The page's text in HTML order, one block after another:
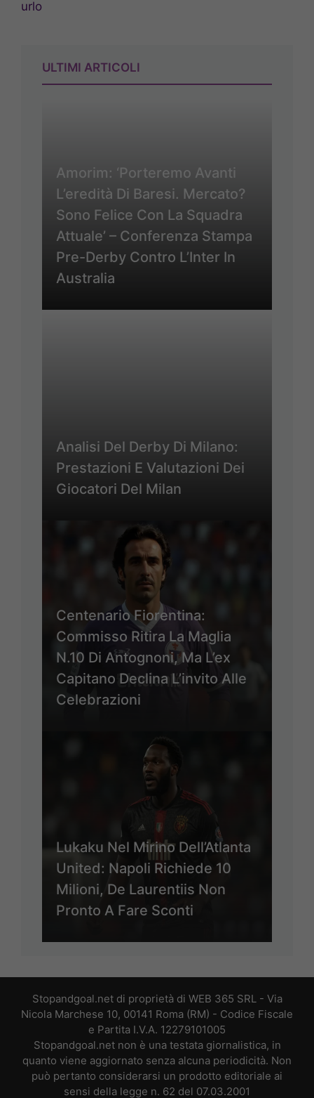
urlo
ULTIMI ARTICOLI
Amorim: ‘Porteremo Avanti
L’eredità Di Baresi. Mercato?
Sono Felice Con La Squadra
Attuale’ – Conferenza Stampa
Pre-Derby Contro L’Inter In
Australia
Analisi Del Derby Di Milano:
Prestazioni E Valutazioni Dei
Giocatori Del Milan
Centenario Fiorentina:
Commisso Ritira La Maglia
N.10 Di Antognoni, Ma L’ex
Capitano Declina L’invito Alle
Celebrazioni
Lukaku Nel Mirino Dell’Atlanta
United: Napoli Richiede 10
Milioni, De Laurentiis Non
Pronto A Fare Sconti
Stopandgoal.net di proprietà di WEB 365 SRL - Via
Nicola Marchese 10, 00141 Roma (RM) - Codice Fiscale
e Partita I.V.A. 12279101005
Stopandgoal.net non è una testata giornalistica, in
quanto viene aggiornato senza alcuna periodicità. Non
può pertanto considerarsi un prodotto editoriale ai
sensi della legge n. 62 del 07.03.2001